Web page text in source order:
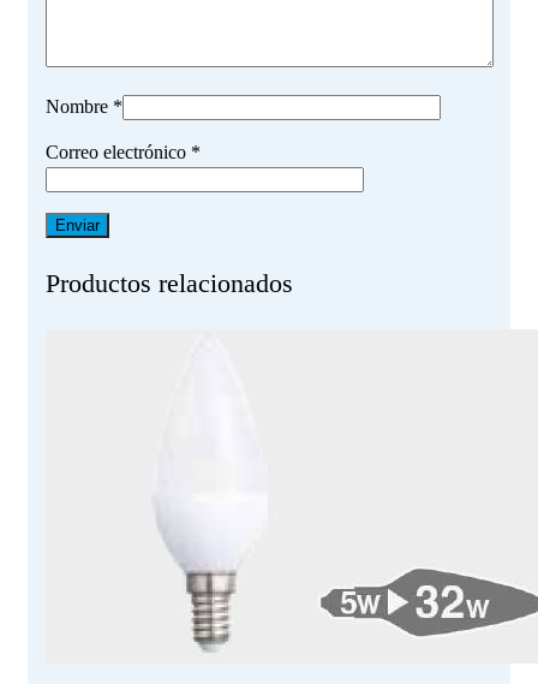
Nombre *
Correo electrónico *
Productos relacionados